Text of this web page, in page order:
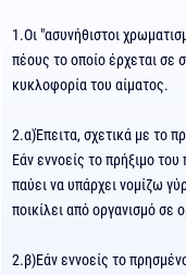
1.Οι "ασυνήθιστοι
πέους το οποίο έρχεται σε
κυκλοφορία του αίματος.
2.α)Έπειτα, σχετικά με το
Εάν εννοείς το πρήξιμο
παύει να υπάρχει νομίζω
ποικίλει από οργανισμό σε
2.β)Εάν εννοείς το